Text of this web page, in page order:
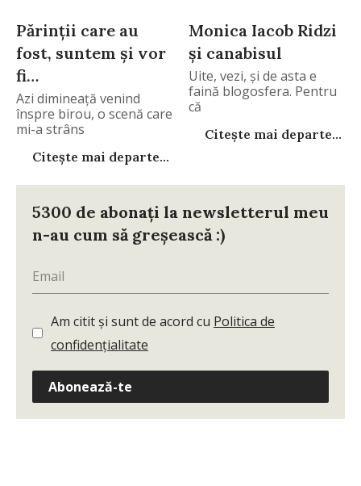
Părinţii care au
fost, suntem şi vor
fi…
Azi dimineaţă venind
înspre birou, o scenă care
mi-a strâns
Citește mai departe...
Monica Iacob Ridzi
şi canabisul
Uite, vezi, şi de asta e
faină blogosfera. Pentru
că
Citește mai departe...
5300 de abonați la newsletterul meu
n-au cum să greșească :)
Am citit și sunt de acord cu Politica de
confidențialitate
Abonează-te